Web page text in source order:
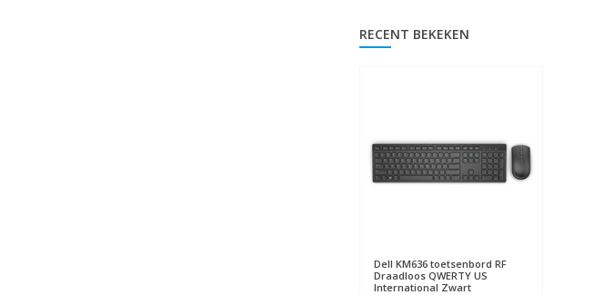
RECENT BEKEKEN
Dell KM636 toetsenbord RF
Draadloos QWERTY US
International Zwart